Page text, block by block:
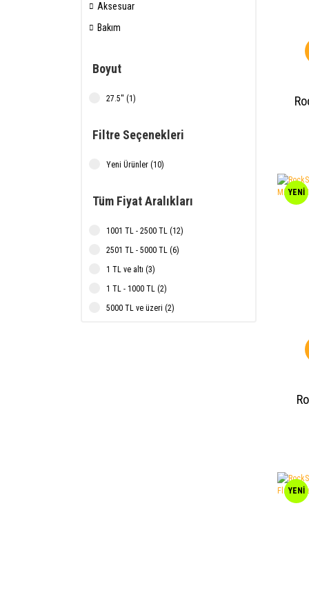
Aksesuar
Bakım
Boyut
27.5'' (1)
Filtre Seçenekleri
Yeni Ürünler (10)
Tüm Fiyat Aralıkları
1001 TL - 2500 TL (12)
2501 TL - 5000 TL (6)
1 TL ve altı (3)
1 TL - 1000 TL (2)
5000 TL ve üzeri (2)
YENİ
YENİ